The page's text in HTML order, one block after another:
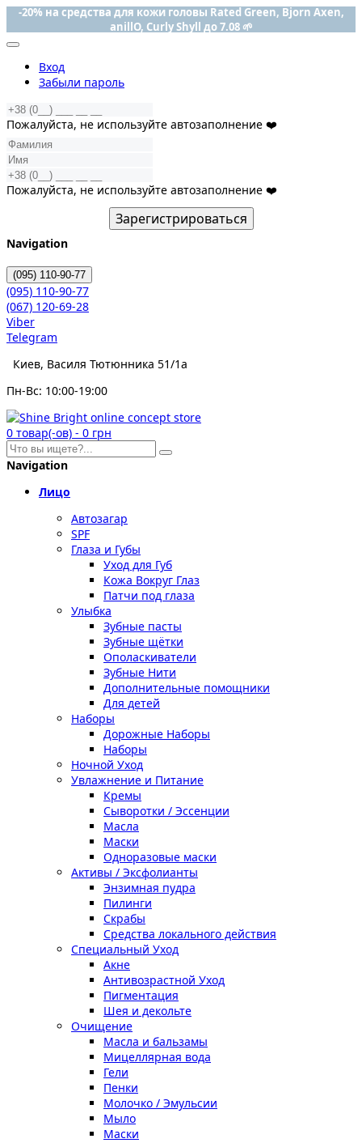
-20% на средства для кожи головы Rated Green, Bjorn Axen,
anillO, Curly Shyll до 7.08 🌱
Вход
Забыли пароль
Пожалуйста, не используйте автозаполнение ❤️
Пожалуйста, не используйте автозаполнение ❤️
Зарегистрироваться
Navigation
(095) 110-90-77
(095) 110-90-77
(067) 120-69-28
Viber
Telegram
Киев, Василя Тютюнника 51/1а
Пн-Вс: 10:00-19:00
0 товар(-ов) - 0 грн
Navigation
Лицо
Автозагар
SPF
Глаза и Губы
Уход для Губ
Кожа Вокруг Глаз
Патчи под глаза
Улыбка
Зубные пасты
Зубные щётки
Ополаскиватели
Зубные Нити
Дополнительные помощники
Для детей
Наборы
Дорожные Наборы
Наборы
Ночной Уход
Увлажнение и Питание
Кремы
Сыворотки / Эссенции
Масла
Маски
Одноразовые маски
Активы / Эксфолианты
Энзимная пудра
Пилинги
Скрабы
Средства локального действия
Специальный Уход
Акне
Антивозрастной Уход
Пигментация
Шея и декольте
Очищение
Масла и бальзамы
Мицеллярная вода
Гели
Пенки
Молочко / Эмульсии
Мыло
Маски